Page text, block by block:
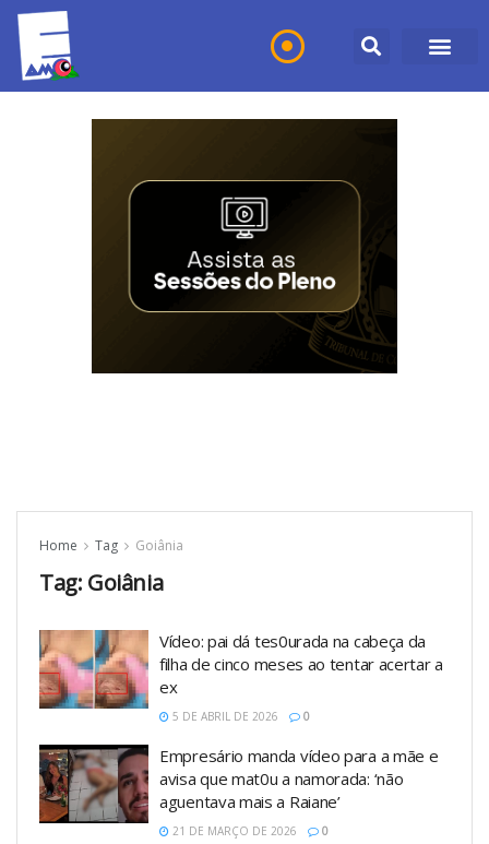
Home Tag Goiânia
Tag: Goiânia
Vídeo: pai dá tes0urada na cabeça da
filha de cinco meses ao tentar acertar a
ex
5 DE ABRIL DE 2026 0
Empresário manda vídeo para a mãe e
avisa que mat0u a namorada: ‘não
aguentava mais a Raiane’
21 DE MARÇO DE 2026 0